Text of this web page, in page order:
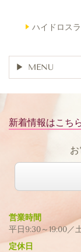
ハイドロス
MENU
新着情報はこち
営業時間
平日9:30～19:00／
定休日